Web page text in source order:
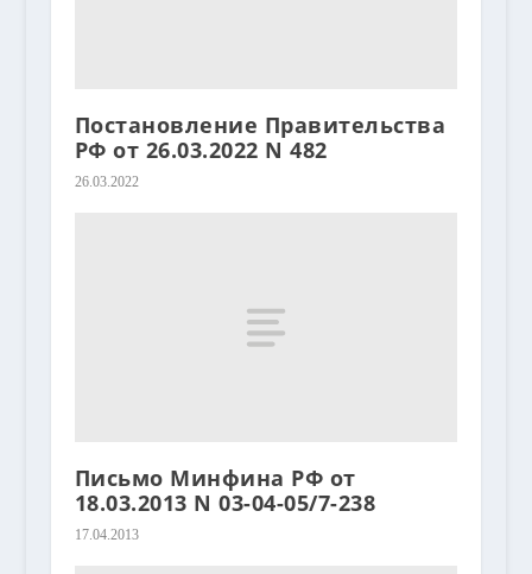
Постановление Правительства
РФ от 26.03.2022 N 482
26.03.2022
Письмо Минфина РФ от
18.03.2013 N 03-04-05/7-238
17.04.2013